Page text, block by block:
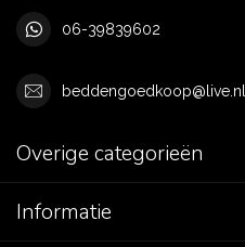
06-39839602
beddengoedkoop@live.nl
Overige categorieën
Informatie